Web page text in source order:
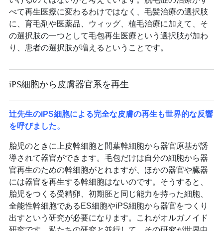
べて再生医療に変わるわけではなく、毛髪治療の選択肢
に、育毛剤や医薬品、ウィッグ、植毛治療に加えて、そ
の選択肢の一つとして毛包再生医療という選択肢が加わ
り、患者の選択肢が増えるということです。
iPS細胞から皮膚器官系を再生
辻先生のiPS細胞による完全な皮膚の再生も世界的な反響
を呼びました。
胎児のときに上皮幹細胞と間葉幹細胞から器官原基が誘
導されて器官ができます。毛包だけは自分の細胞から器
官再生のための幹細胞がとれますが、ほかの器官や臓器
には器官を再生する幹細胞はないのです。そうすると、
胎児をつくる受精卵、初期胚と同じ能力を持った細胞、
全能性幹細胞であるES細胞やiPS細胞から器官をつくり
出すという研究が必要になります。これがオルガノイド